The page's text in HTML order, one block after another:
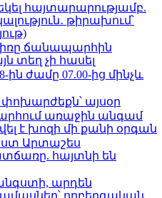
հայտարարությամբ.
թիրախում՝
ճանապարհին
տեղ չի հասել
ին ժամը 07.00-ից մինչև
փոխարժեքն՝ այսօր
առաջին անգամ
է խոզի մի քանի օրգան
Արտաշես
հայտնի են
արդեն
ողբերգական